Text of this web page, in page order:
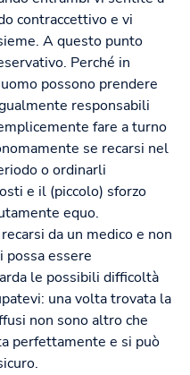
contraccettivo e vi
A questo punto
Perché in
possono prendere
responsabili
fare a turno
se recarsi nel
o ordinarli
e il (piccolo) sforzo
equo.
da un medico e non
possa essere
le possibili difficoltà
una volta trovata la
non sono altro che
perfettamente e si può